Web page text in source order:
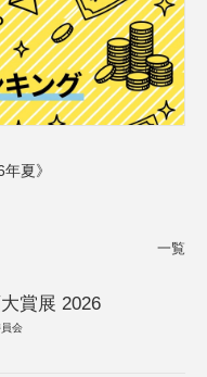
夏》
一覧
賞展 2026
会